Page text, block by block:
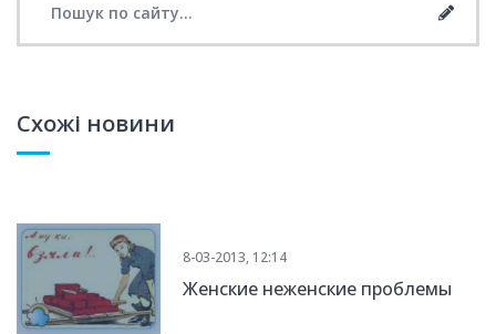
Схожі новини
8-03-2013, 12:14
Женские неженские проблемы